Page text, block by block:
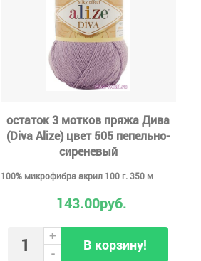
остаток 3 мотков пряжа Дива
(Diva Alize) цвет 505 пепельно-
сиреневый
100% микрофибра акрил 100 г. 350 м
143.00руб.
+
-
В корзину!